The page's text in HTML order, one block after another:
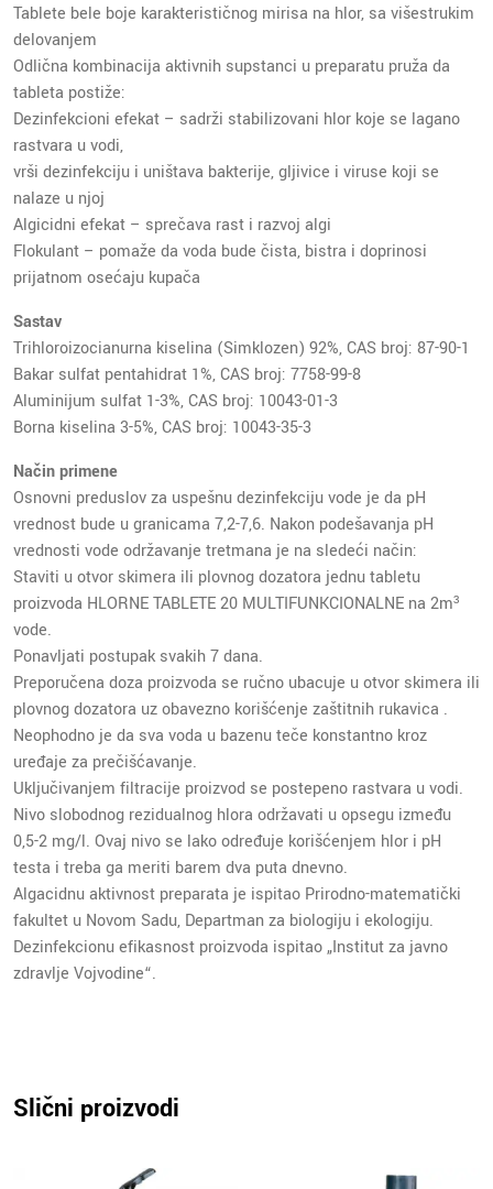
Tablete bele boje karakterističnog mirisa na hlor, sa višestrukim
delovanjem
Odlična kombinacija aktivnih supstanci u preparatu pruža da
tableta postiže:
Dezinfekcioni efekat – sadrži stabilizovani hlor koje se lagano
rastvara u vodi,
vrši dezinfekciju i uništava bakterije, gljivice i viruse koji se
nalaze u njoj
Algicidni efekat – sprečava rast i razvoj algi
Flokulant – pomaže da voda bude čista, bistra i doprinosi
prijatnom osećaju kupača
Sastav
Trihloroizocianurna kiselina (Simklozen) 92%, CAS broj: 87-90-1
Bakar sulfat pentahidrat 1%, CAS broj: 7758-99-8
Aluminijum sulfat 1-3%, CAS broj: 10043-01-3
Borna kiselina 3-5%, CAS broj: 10043-35-3
Način primene
Osnovni preduslov za uspešnu dezinfekciju vode je da pH
vrednost bude u granicama 7,2-7,6. Nakon podešavanja pH
vrednosti vode održavanje tretmana je na sledeći način:
Staviti u otvor skimera ili plovnog dozatora jednu tabletu
proizvoda HLORNE TABLETE 20 MULTIFUNKCIONALNE na 2m³
vode.
Ponavljati postupak svakih 7 dana.
Preporučena doza proizvoda se ručno ubacuje u otvor skimera ili
plovnog dozatora uz obavezno korišćenje zaštitnih rukavica .
Neophodno je da sva voda u bazenu teče konstantno kroz
uređaje za prečišćavanje.
Uključivanjem filtracije proizvod se postepeno rastvara u vodi.
Nivo slobodnog rezidualnog hlora održavati u opsegu između
0,5-2 mg/l. Ovaj nivo se lako određuje korišćenjem hlor i pH
testa i treba ga meriti barem dva puta dnevno.
Algacidnu aktivnost preparata je ispitao Prirodno-matematički
fakultet u Novom Sadu, Departman za biologiju i ekologiju.
Dezinfekcionu efikasnost proizvoda ispitao „Institut za javno
zdravlje Vojvodine“.
Slični proizvodi